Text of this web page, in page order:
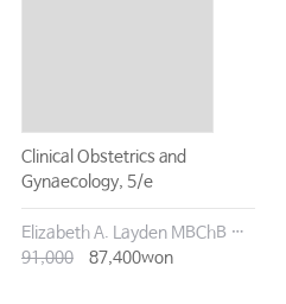
Clinical Obstetrics and
Gynaecology, 5/e
Elizabeth A. Layden MBChB DLM MRCOG
91,000
87,400won